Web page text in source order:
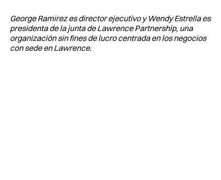
George Ramirez es director ejecutivo y Wendy Estrella es
presidenta de la junta de Lawrence Partnership, una
organización sin fines de lucro centrada en los negocios
con sede en Lawrence.